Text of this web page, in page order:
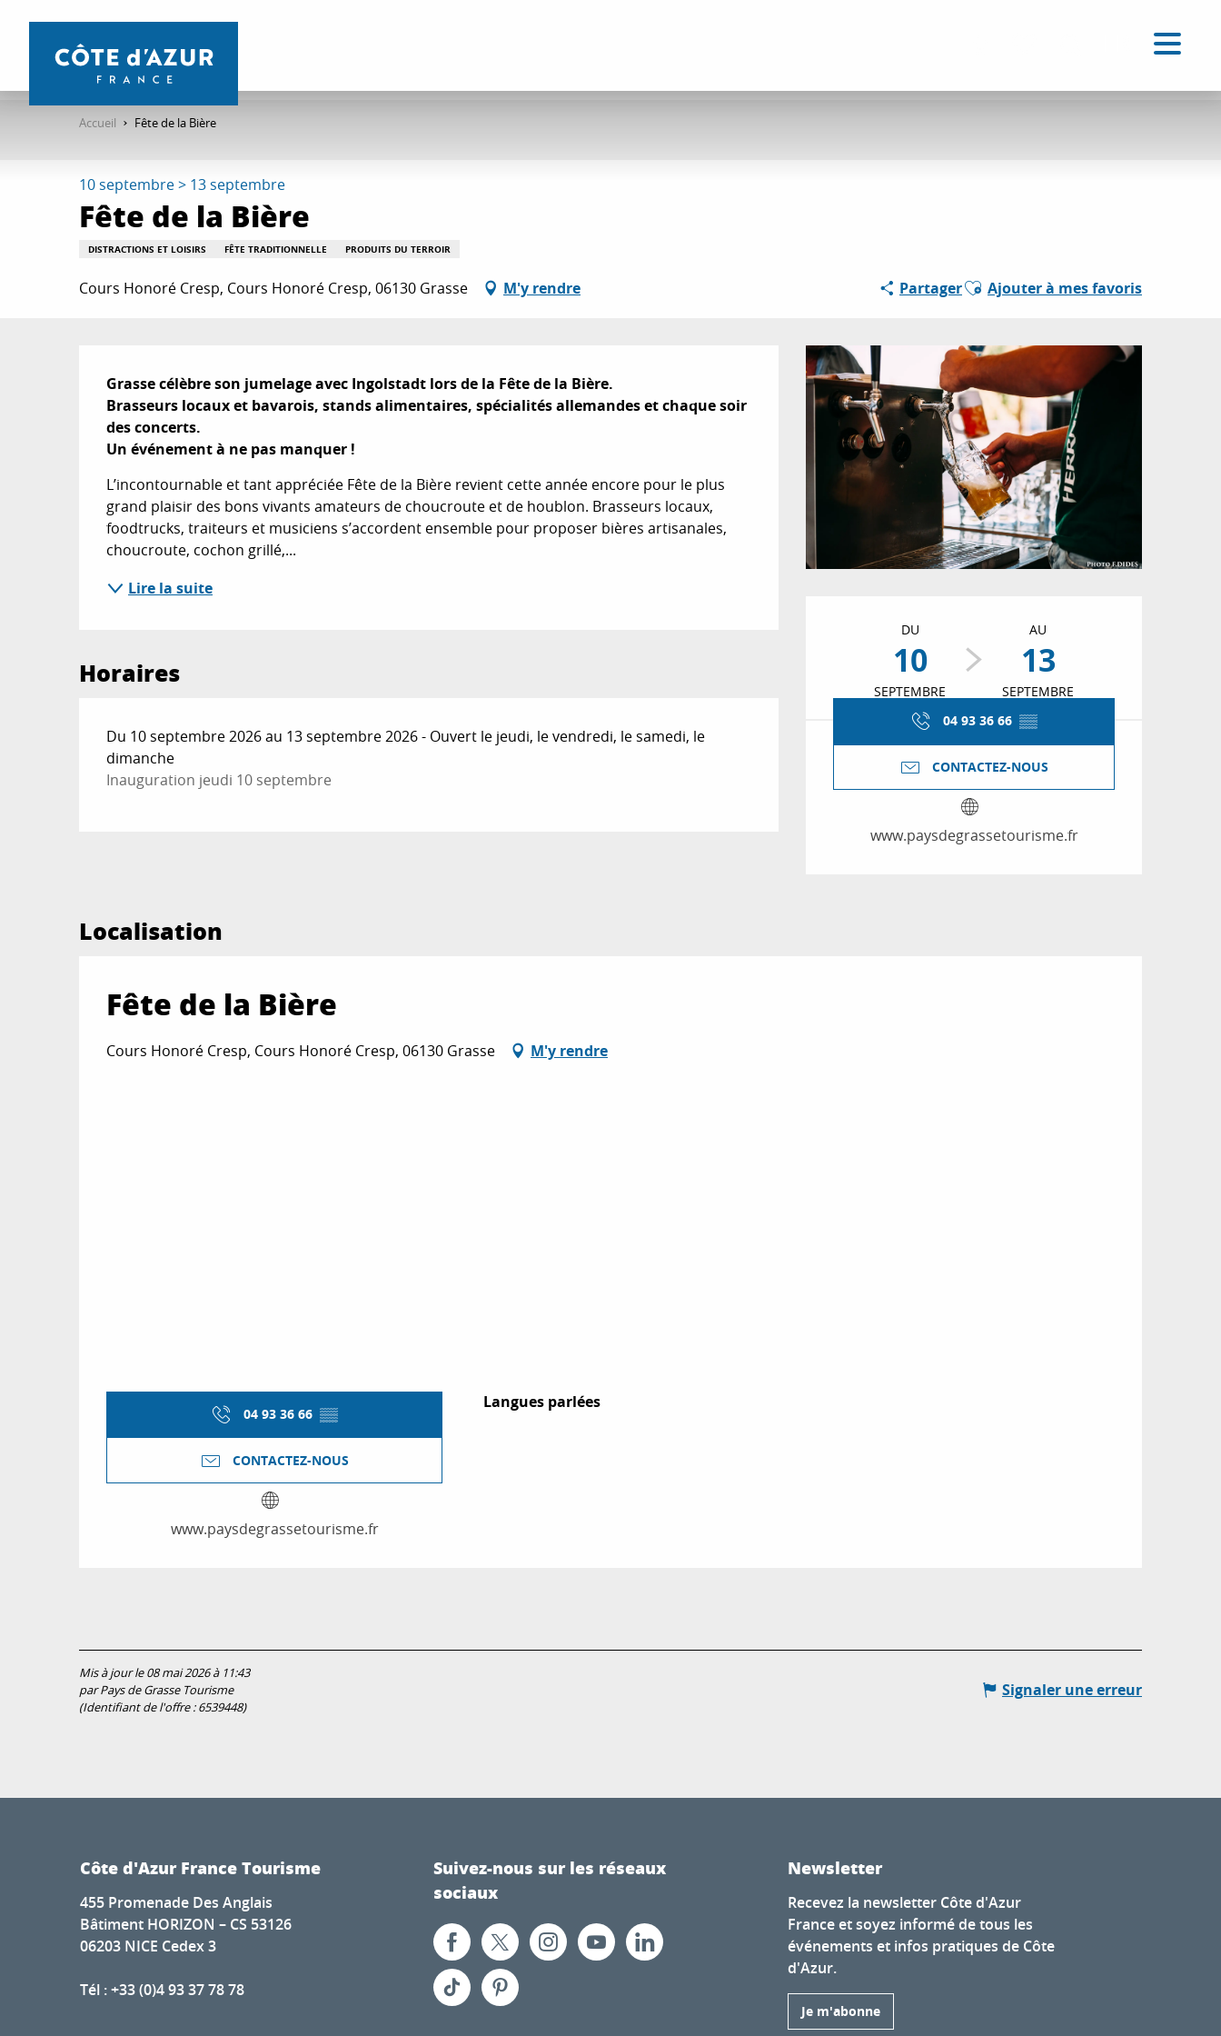
contenu
Accueil Fête de la Bière
10 septembre > 13 septembre
Fête de la Bière
DISTRACTIONS ET LOISIRS FÊTE TRADITIONNELLE PRODUITS DU TERROIR
Cours Honoré Cresp, Cours Honoré Cresp, 06130 Grasse M'y rendre PartagerAjouter aux favoris
Ajouter à mes favoris
Ouverture et
DU
10
SEPTEMBRE
AU
13
SEPTEMBRE
04 93 36 66 ▒▒
CONTACTEZ-NOUS
www.paysdegrassetourisme.fr
Description
Grasse célèbre son jumelage avec Ingolstadt lors de la Fête de la Bière.
Brasseurs locaux et bavarois, stands alimentaires, spécialités allemandes et chaque soir
des concerts.
Un événement à ne pas manquer !
L’incontournable et tant appréciée Fête de la Bière revient cette année encore pour le plus
grand plaisir des bons vivants amateurs de choucroute et de houblon. Brasseurs locaux,
foodtrucks, traiteurs et musiciens s’accordent ensemble pour proposer bières artisanales,
choucroute, cochon grillé,...
Lire la suite
Horaires
Du 10 septembre 2026 au 13 septembre 2026 - Ouvert le jeudi, le vendredi, le samedi, le
dimanche
Inauguration jeudi 10 septembre
Localisation
Fête de la Bière
Cours Honoré Cresp, Cours Honoré Cresp, 06130 Grasse M'y rendre
04 93 36 66 ▒▒
CONTACTEZ-NOUS
www.paysdegrassetourisme.fr
Langues parlées
Langues parlées
Mis à jour le 08 mai 2026 à 11:43
par Pays de Grasse Tourisme
(Identifiant de l'offre :6539448)
Signaler une erreur
Côte d'Azur France Tourisme
455 Promenade Des Anglais
Bâtiment HORIZON – CS 53126
06203 NICE Cedex 3
Tél : +33 (0)4 93 37 78 78
Suivez-nous sur les réseaux
sociaux
Newsletter
Recevez la newsletter Côte d'Azur
France et soyez informé de tous les
événements et infos pratiques de Côte
d'Azur.
Je m'abonne